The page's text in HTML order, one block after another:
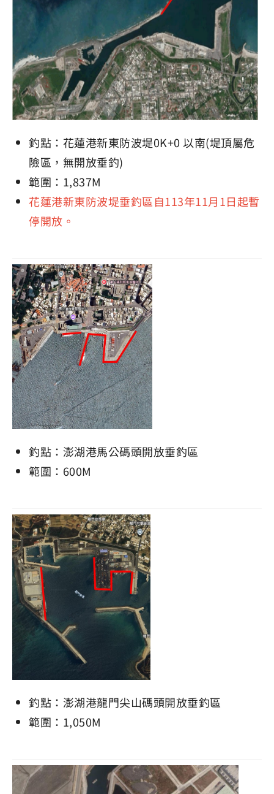
釣點：花蓮港新東防波堤0K+0 以南(堤頂屬危
險區，無開放垂釣)
範圍：1,837M
花蓮港新東防波堤垂釣區自113年11月1日起暫
停開放。
釣點：澎湖港馬公碼頭開放垂釣區
範圍：600M
釣點：澎湖港龍門尖山碼頭開放垂釣區
範圍：1,050M